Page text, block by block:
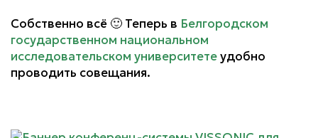
Собственно всё 🙂 Теперь в Белгородском
государственном национальном
исследовательском университетеудобно
проводить совещания.